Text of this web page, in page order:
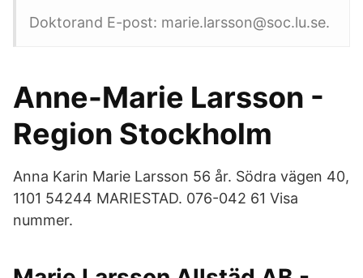
Doktorand E-post: marie.larsson@soc.lu.se.
Anne-Marie Larsson -
Region Stockholm
Anna Karin Marie Larsson 56 år. Södra vägen 40,
1101 54244 MARIESTAD. 076-042 61 Visa
nummer.